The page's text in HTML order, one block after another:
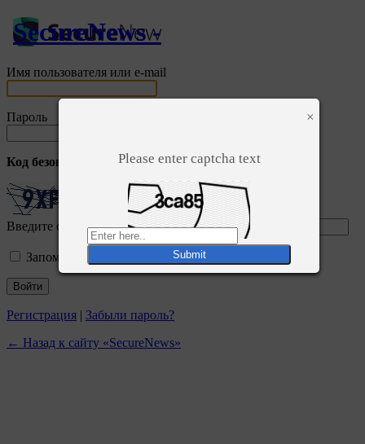
×
Please enter captcha text
SecureNews -
Имя пользователя или e-mail
Пароль
Код безопасности
Введите символы отображаемые выше:
Запомнить меня
Регистрация | Забыли пароль?
← Назад к сайту «SecureNews»